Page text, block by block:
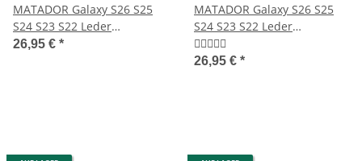
MATADOR Galaxy S26 S25
S24 S23 S22 Leder
Gürteltasche Antik Braun
26,95 € *
MATADOR Galaxy S26 S25
S24 S23 S22 Leder
Gürteltasche Schwarz
26,95 € *